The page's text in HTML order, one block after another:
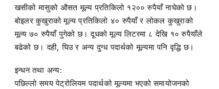
खसीको मासुको औसत मूल्य प्रतिकिलो १२०० रुपैयाँ नाघेको छ।
बोइलर कुखुराको मूल्य प्रतिकिलो ४० रुपैयाँ र लोकल कुखुराको
मूल्य ७० रुपैयाँ पुगेको छ। दूधको मूल्य लिटरमा ८ देखि १० रुपैयाँले
बढेको छ। दही, घिउ र अन्य दुग्ध पदार्थको मूल्यमा पनि वृद्धि छ।
इन्धन तथा अन्य:
पछिल्लो समय पेट्रोलियम पदार्थको मूल्यमा भएको समायोजनको